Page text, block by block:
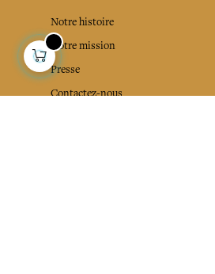
Notre histoire
Notre mission
Presse
Contactez-nous